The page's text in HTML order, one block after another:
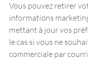
Vous pouvez retirer
informations
mettant à jour vos
le cas si vous ne
commerciale par